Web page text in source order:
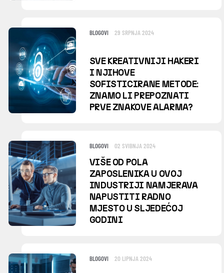
BLOGOVI 29 SRPNJA 2024
SVE KREATIVNIJI HAKERI
I NJIHOVE
SOFISTICIRANE METODE:
ZNAMO LI PREPOZNATI
PRVE ZNAKOVE ALARMA?
BLOGOVI 02 SVIBNJA 2024
VIŠE OD POLA
ZAPOSLENIKA U OVOJ
INDUSTRIJI NAMJERAVA
NAPUSTITI RADNO
MJESTO U SLJEDEĆOJ
GODINI
BLOGOVI 20 LIPNJA 2024